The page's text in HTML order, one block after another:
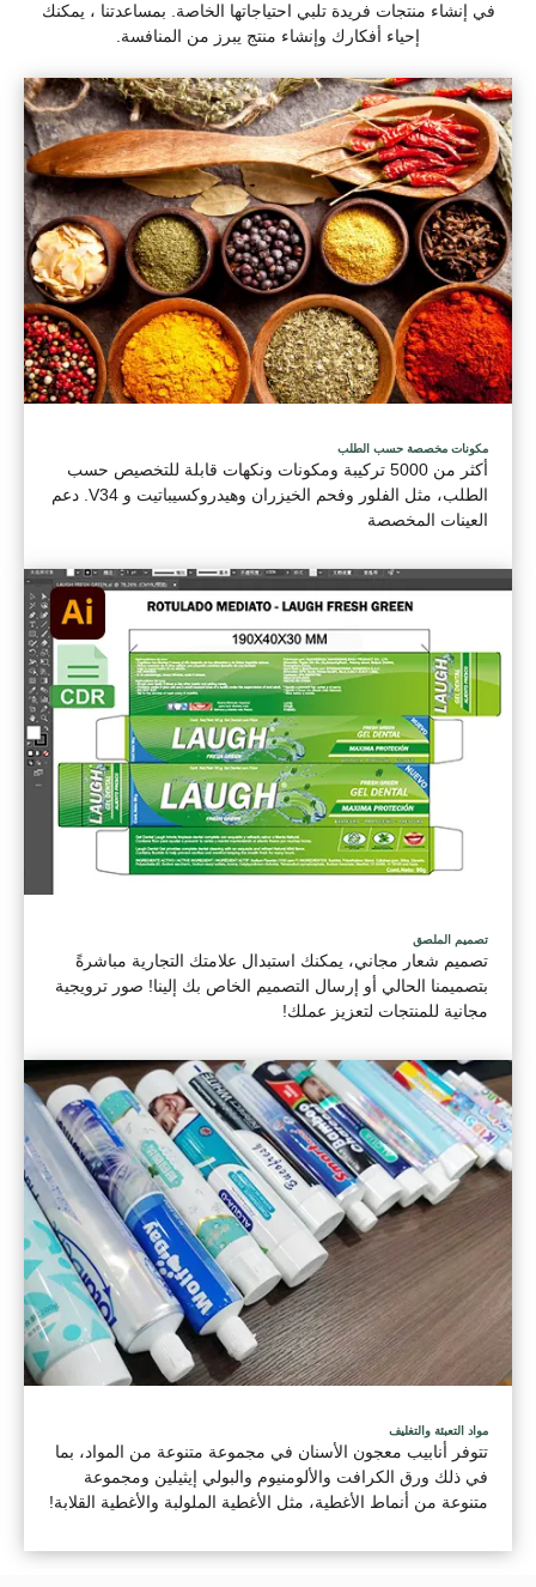
في إنشاء منتجات فريدة تلبي احتياجاتها الخاصة. بمساعدتنا ، يمكنك
إحياء أفكارك وإنشاء منتج يبرز من المنافسة.
مكونات مخصصة حسب الطلب
أكثر من 5000 تركيبة ومكونات ونكهات قابلة للتخصيص حسب
الطلب، مثل الفلور وفحم الخيزران وهيدروكسيباتيت و V34. دعم
العينات المخصصة
تصميم الملصق
تصميم شعار مجاني، يمكنك استبدال علامتك التجارية مباشرةً
بتصميمنا الحالي أو إرسال التصميم الخاص بك إلينا! صور ترويجية
مجانية للمنتجات لتعزيز عملك!
مواد التعبئة والتغليف
تتوفر أنابيب معجون الأسنان في مجموعة متنوعة من المواد، بما
في ذلك ورق الكرافت والألومنيوم والبولي إيثيلين ومجموعة
متنوعة من أنماط الأغطية، مثل الأغطية الملولبة والأغطية القلابة!